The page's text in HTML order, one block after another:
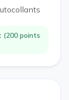
(200 points